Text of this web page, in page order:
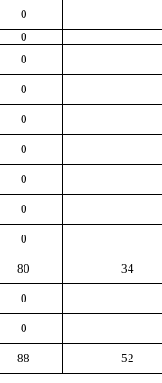
0
0
0
0
0
0
0
0
0
80 34
0
0
88 52